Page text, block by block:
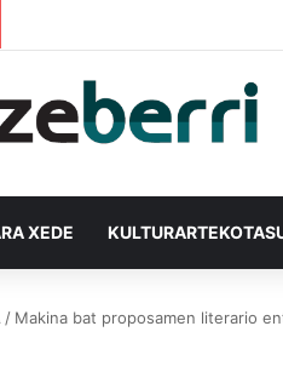
XEDE
/ Makina bat proposamen literario